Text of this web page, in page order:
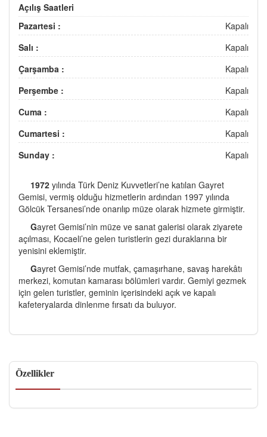
Açılış Saatleri
Pazartesi :
Kapalı
Salı :
Kapalı
Çarşamba :
Kapalı
Perşembe :
Kapalı
Cuma :
Kapalı
Cumartesi :
Kapalı
Sunday :
Kapalı
1972 yılında Türk Deniz Kuvvetleri’ne katılan Gayret
Gemisi, vermiş olduğu hizmetlerin ardından 1997 yılında
Gölcük Tersanesi’nde onarılıp müze olarak hizmete girmiştir.
Gayret Gemisi’nin müze ve sanat galerisi olarak ziyarete
açılması, Kocaeli’ne gelen turistlerin gezi duraklarına bir
yenisini eklemiştir.
Gayret Gemisi’nde mutfak, çamaşırhane, savaş harekâtı
merkezi, komutan kamarası bölümleri vardır. Gemiyi gezmek
için gelen turistler, geminin içerisindeki açık ve kapalı
kafeteryalarda dinlenme fırsatı da buluyor.
Özellikler